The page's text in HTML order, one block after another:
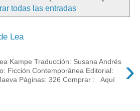
todas las entradas
Lea
›
Kampe Traducción: Susana Andrés
Ficción Contemporánea Editorial:
Páginas: 326 Comprar : Aquí